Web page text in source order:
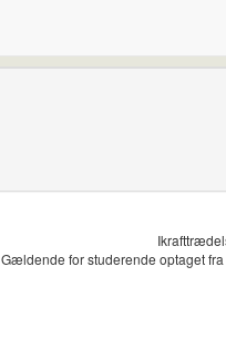
Gældende for studerende optaget